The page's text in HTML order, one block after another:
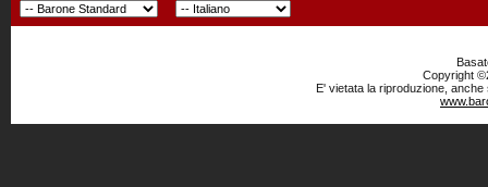
Copyright
E' vietata la riproduzione,